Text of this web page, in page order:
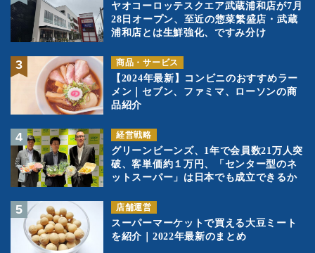
ヤオコーロッテスクエア武蔵浦和店が7月
28日オープン、至近の惣菜繁盛店・武蔵
浦和店とは生鮮強化、ですみ分け
商品・サービス
【2024年最新】コンビニのおすすめラー
メン｜セブン、ファミマ、ローソンの商
品紹介
経営戦略
グリーンビーンズ、1年で会員数21万人突
破、客単価約１万円、「センター型のネ
ットスーパー」は日本でも成立できるか
店舗運営
スーパーマーケットで買える大豆ミート
を紹介｜2022年最新のまとめ